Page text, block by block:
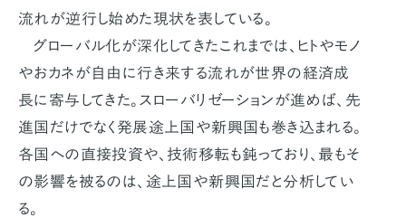
流れが逆行し始めた現状を表している。
グローバル化が深化してきたこれまでは、ヒトやモノ
やおカネが自由に行き来する流れが世界の経済成
長に寄与してきた。スローバリゼーションが進めば、先
進国だけでなく発展途上国や新興国も巻き込まれる。
各国への直接投資や、技術移転も鈍っており、最もそ
の影響を被るのは、途上国や新興国だと分析してい
る。